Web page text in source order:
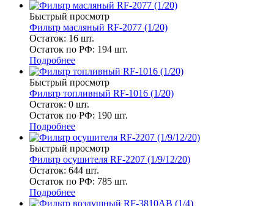
Быстрый просмотр
Фильтр масляный RF-2077 (1/20)
Остаток: 16 шт.
Остаток по РФ: 194 шт.
Подробнее
Быстрый просмотр
Фильтр топливный RF-1016 (1/20)
Остаток: 0 шт.
Остаток по РФ: 190 шт.
Подробнее
Быстрый просмотр
Фильтр осушителя RF-2207 (1/9/12/20)
Остаток: 644 шт.
Остаток по РФ: 785 шт.
Подробнее